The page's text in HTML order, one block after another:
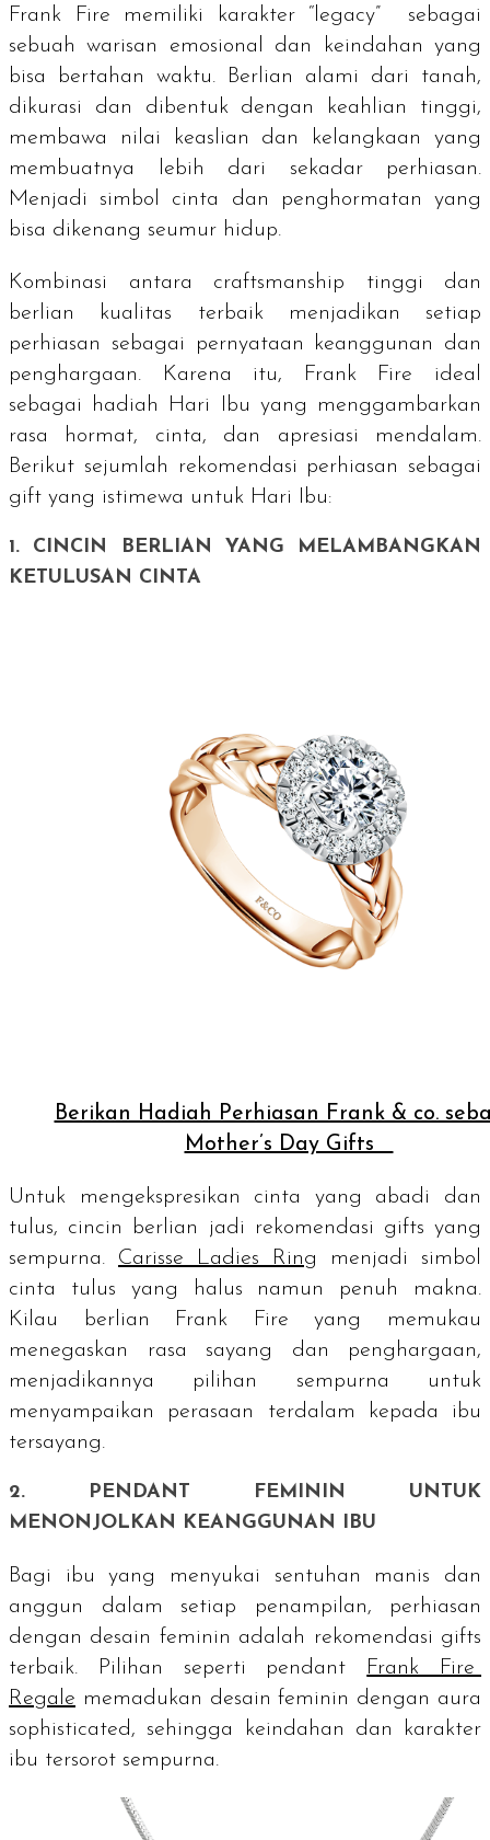
Frank Fire memiliki karakter “ legacy” sebagai
sebuah warisan emosional dan keindahan yang
bisa bertahan waktu. Berlian alami dari tanah,
dikurasi dan dibentuk dengan keahlian tinggi,
membawa nilai keaslian dan kelangkaan yang
membuatnya lebih dari sekadar perhiasan.
Menjadi simbol cinta dan penghormatan yang
bisa dikenang seumur hidup.
Kombinasi antara craftsmanship tinggi dan
berlian kualitas terbaik menjadikan setiap
perhiasan sebagai pernyataan keanggunan dan
penghargaan. Karena itu, Frank Fire ideal
sebagai hadiah Hari Ibu yang menggambarkan
rasa hormat, cinta, dan apresiasi mendalam.
Berikut sejumlah rekomendasi perhiasan sebagai
gift yang istimewa untuk Hari Ibu:
1. CINCIN BERLIAN YANG MELAMBANGKAN
KETULUSAN CINTA
Berikan Hadiah Perhiasan Frank & co.
Mother’s Day Gifts
Untuk mengekspresikan cinta yang abadi dan
tulus, cincin berlian jadi rekomendasi giftsyang
sempurna. Carisse Ladies Ring menjadi simbol
cinta tulus yang halus namun penuh makna.
Kilau berlian Frank Fire yang memukau
menegaskan rasa sayang dan penghargaan,
menjadikannya pilihan sempurna untuk
menyampaikan perasaan terdalam kepada ibu
tersayang.
2. PENDANT
FEMININ UNTUK
MENONJOLKAN KEANGGUNAN IBU
Bagi ibu yang menyukai sentuhan manis dan
anggun dalam setiap penampilan, perhiasan
dengan desain feminin adalah rekomendasi gifts
terbaik. Pilihan seperti pendant
Frank Fire
Regale memadukan desain feminin dengan aura
sophisticated , sehingga keindahan dan karakter
ibu tersorot sempurna.